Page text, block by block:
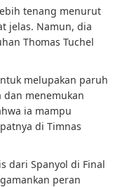
tenang menurut
jelas. Namun, dia
Thomas Tuchel
melupakan paruh
menemukan
ia mampu
di Timnas
dari Spanyol di Final
peran